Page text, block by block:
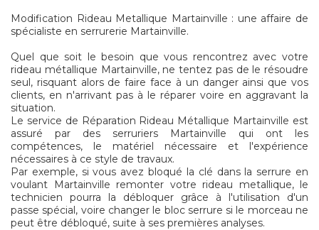
Modification Rideau Metallique Martainville : une affaire de
spécialiste en serrurerie Martainville.
Quel que soit le besoin que vous rencontrez avec votre
rideau métallique Martainville, ne tentez pas de le résoudre
seul, risquant alors de faire face à un danger ainsi que vos
clients, en n'arrivant pas à le réparer voire en aggravant la
situation.
Le service de Réparation Rideau Métallique Martainville est
assuré par des serruriers Martainville qui ont les
compétences, le matériel nécessaire et l'expérience
nécessaires à ce style de travaux.
Par exemple, si vous avez bloqué la clé dans la serrure en
voulant Martainville remonter votre rideau metallique, le
technicien pourra la débloquer grâce à l'utilisation d'un
passe spécial, voire changer le bloc serrure si le morceau ne
peut être débloqué, suite à ses premières analyses.